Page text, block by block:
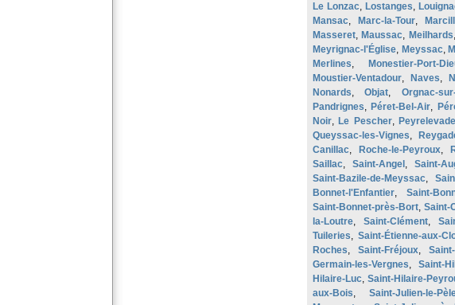
Le Lonzac, Lostanges,
Mansac, Marc-la-Tour,
Masseret, Maussac, Meilhards,
Meyrignac-l'Église, Meyssac,
Merlines, Monestier-Port-
Moustier-Ventadour, Naves,
Nonards,Objat, Orgnac-
Pandrignes, Péret-Bel-Air,
Noir, Le Pescher, Peyrelevade
Queyssac-les-Vignes,
Canillac, Roche-le-Peyroux,
Saillac, Saint-Angel , Saint-
Saint-Bazile-de-Meyssac,
Bonnet-l'Enfantier, Saint-
Saint-Bonnet-près-Bort, Saint-
la-Loutre, Saint-Clément,
Tuileries, Saint-Étienne-aux-
Roches, Saint-Fréjoux,
Germain-les-Vergnes,Saint-
Hilaire-Luc, Saint-Hilaire-
aux-Bois, Saint-Julien-le-